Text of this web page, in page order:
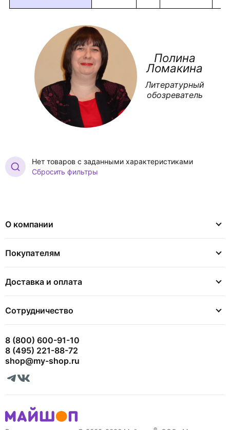
Полина
Ломакина
Литературный
обозреватель
Нет товаров с заданными характеристиками
Сбросить фильтры
О компании
Покупателям
Доставка и оплата
Сотрудничество
8 (800) 600-91-10
8 (495) 221-88-72
shop@my-shop.ru